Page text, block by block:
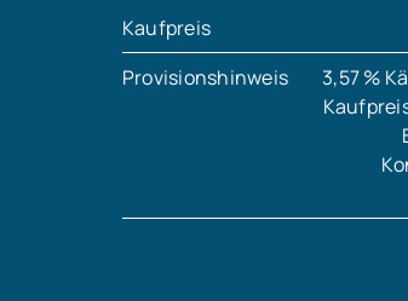
Kaufpreis
Provisionshinweis
3,57 %